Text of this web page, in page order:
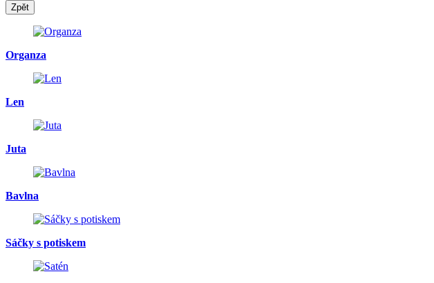
Zpět
Organza
Len
Juta
Bavlna
Sáčky s potiskem